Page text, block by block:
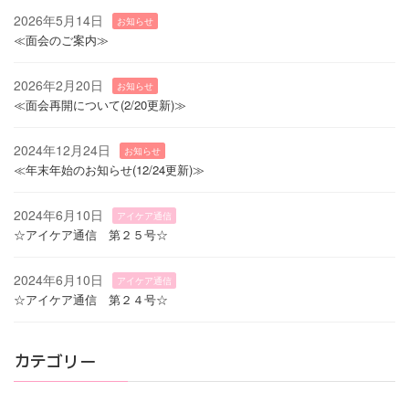
2026年5月14日 お知らせ
≪面会のご案内≫
2026年2月20日 お知らせ
≪面会再開について(2/20更新)≫
2024年12月24日 お知らせ
≪年末年始のお知らせ(12/24更新)≫
2024年6月10日 アイケア通信
☆アイケア通信 第２５号☆
2024年6月10日 アイケア通信
☆アイケア通信 第２４号☆
カテゴリー